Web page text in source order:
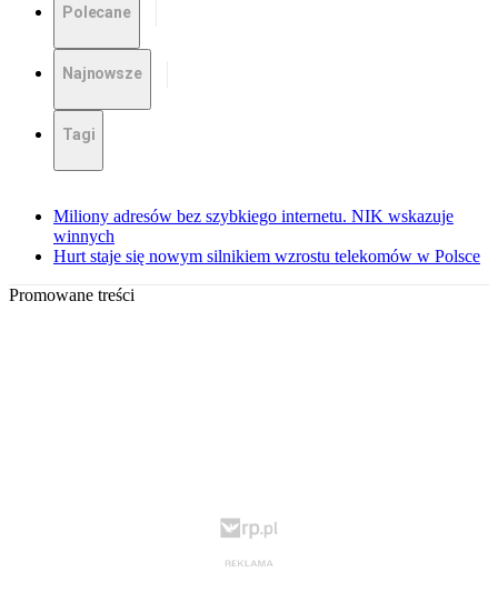
Polecane
Najnowsze
Tagi
Miliony adresów bez szybkiego internetu. NIK wskazuje
winnych
Hurt staje się nowym silnikiem wzrostu telekomów w Polsce
Promowane treści